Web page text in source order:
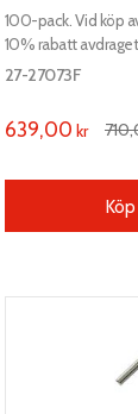
i favoriter
100-pack. Vid köp
10% rabatt
krok. Klämmans
27-27073F
639,00 kr
Köp